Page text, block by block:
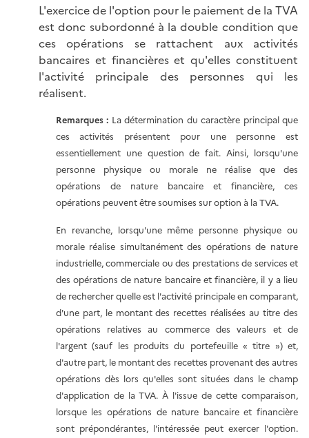
L'exercice de l'option pour le paiement de la TVA
est donc subordonné à la double condition que
ces opérations se rattachent aux activités
bancaires et financières et qu'elles constituent
l'activité principale des personnes qui les
réalisent.
Remarques : La détermination du caractère principal que
ces activités présentent pour une personne est
essentiellement une question de fait. Ainsi, lorsqu'une
personne physique ou morale ne réalise que des
opérations de nature bancaire et financière, ces
opérations peuvent être soumises sur option à la TVA.
En revanche, lorsqu'une même personne physique ou
morale réalise simultanément des opérations de nature
industrielle, commerciale ou des prestations de services et
des opérations de nature bancaire et financière, il y a lieu
de rechercher quelle est l'activité principale en comparant,
d'une part, le montant des recettes réalisées au titre des
opérations relatives au commerce des valeurs et de
l'argent (sauf les produits du portefeuille « titre ») et,
d'autre part, le montant des recettes provenant des autres
opérations dès lors qu'elles sont situées dans le champ
d'application de la TVA. À l'issue de cette comparaison,
lorsque les opérations de nature bancaire et financière
sont prépondérantes, l'intéressée peut exercer l'option.